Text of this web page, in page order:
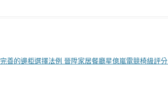
善的邊柜選擇法例 晉陞家居餐廳星億嵐電競椅級評分